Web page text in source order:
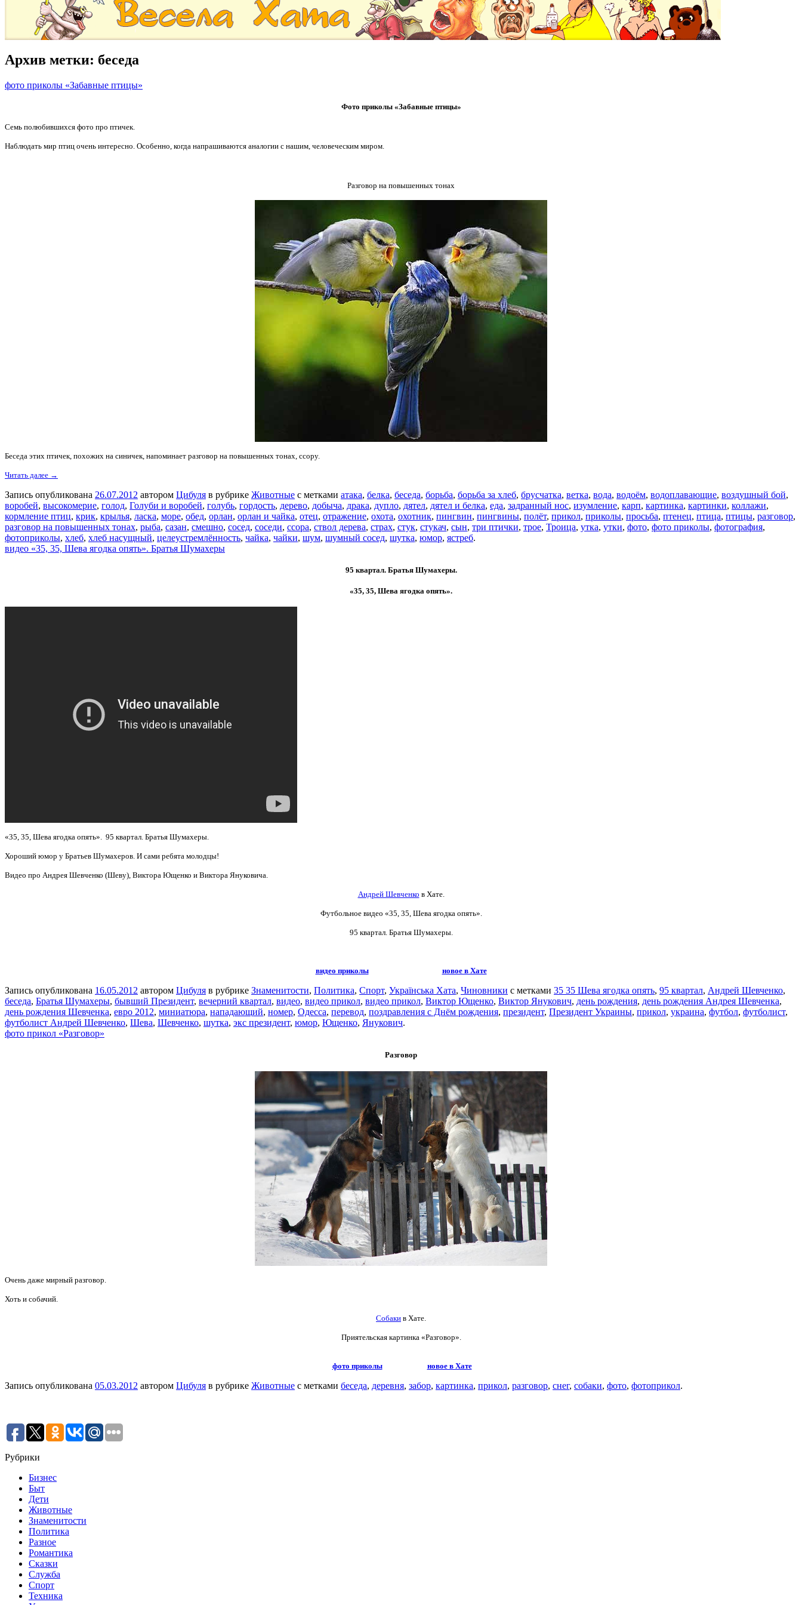
Архив метки: беседа
фото приколы «Забавные птицы»
Фото приколы «Забавные птицы»
Семь полюбившихся фото про птичек.
Наблюдать мир птиц очень интересно. Особенно, когда напрашиваются аналогии с нашим, человеческим миром.
Разговор на повышенных тонах
Беседа этих птичек, похожих на синичек, напоминает разговор на повышенных тонах, ссору.
Читать далее →
Запись опубликована 26.07.2012 автором Цибуля в рубрике Животные с метками атака, белка, беседа, борьба, борьба за хлеб, брусчатка, ветка, вода, водоём, водоплавающие, воздушный бой,
воробей, высокомерие, голод, Голуби и воробей, голубь, гордость, дерево, добыча, драка, дупло, дятел, дятел и белка, еда, задранный нос, изумление, карп, картинка, картинки, коллажи,
кормление птиц, крик, крылья, ласка, море, обед, орлан, орлан и чайка, отец, отражение, охота, охотник, пингвин, пингвины, полёт, прикол, приколы, просьба, птенец, птица, птицы, разговор,
разговор на повышенных тонах, рыба, сазан, смешно, сосед, соседи, ссора, ствол дерева, страх, стук, стукач, сын, три птички, трое, Троица, утка, утки, фото, фото приколы, фотография,
фотоприколы, хлеб, хлеб насущный, целеустремлённость, чайка, чайки, шум, шумный сосед, шутка, юмор, ястреб.
видео «35, 35, Шева ягодка опять». Братья Шумахеры
95 квартал. Братья Шумахеры.
«35, 35, Шева ягодка опять».
«35, 35, Шева ягодка опять». 95 квартал. Братья Шумахеры.
Хороший юмор у Братьев Шумахеров. И сами ребята молодцы!
Видео про Андрея Шевченко (Шеву), Виктора Ющенко и Виктора Януковича.
Андрей Шевченко в Хате.
Футбольное видео «35, 35, Шева ягодка опять».
95 квартал. Братья Шумахеры.
видео приколы новое в Хате
Запись опубликована 16.05.2012 автором Цибуля в рубрике Знаменитости, Политика, Спорт, Українська Хата, Чиновники с метками 35 35 Шева ягодка опять, 95 квартал, Андрей Шевченко,
беседа, Братья Шумахеры, бывший Президент, вечерний квартал, видео, видео прикол, видео прикол, Виктор Ющенко, Виктор Янукович, день рождения, день рождения Андрея Шевченка,
день рождения Шевченка, евро 2012, миниатюра, нападающий, номер, Одесса, перевод, поздравления с Днём рождения, президент, Президент Украины, прикол, украина, футбол, футболист,
футболист Андрей Шевченко, Шева, Шевченко, шутка, экс президент, юмор, Ющенко, Янукович.
фото прикол «Разговор»
Разговор
Очень даже мирный разговор.
Хоть и собачий.
Собаки в Хате.
Приятельская картинка «Разговор».
фото приколы новое в Хате
Запись опубликована 05.03.2012 автором Цибуля в рубрике Животные с метками беседа, деревня, забор, картинка, прикол, разговор, снег, собаки, фото, фотоприкол.
Рубрики
Бизнес
Быт
Дети
Животные
Знаменитости
Политика
Разное
Романтика
Сказки
Служба
Спорт
Техника